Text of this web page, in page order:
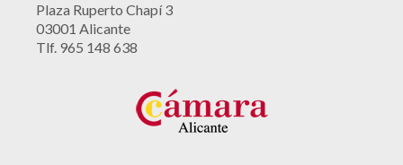
Plaza Ruperto Chapí 3
03001 Alicante
Tlf. 965 148 638